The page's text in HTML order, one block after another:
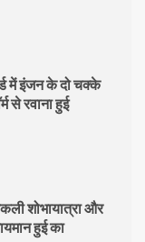
में इंजन के दो चक्के
से रवाना हुई
शोभायात्रा और
हुई का